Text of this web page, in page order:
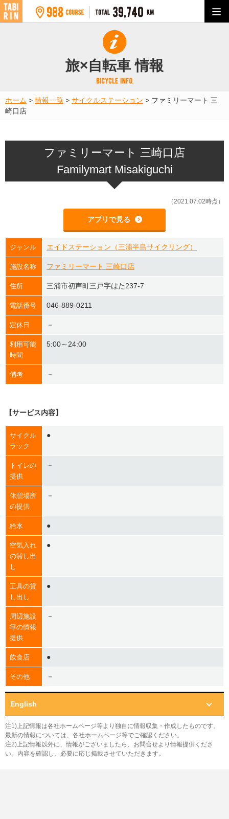
旅×自転車 情報
ホーム >情報一覧 > サイクルステーション > ファミリーマート 三
崎口店
ファミリーマート 三崎口店
Familymart Misakiguchi
（2021.07.02時点）
アプリで見る
ジャンル エイドステーション（三浦半島サイクリング）
施設名称 ファミリーマート 三崎口店
住所 三浦市初声町三戸字はた237-7
電話番号 046-889-0211
定休日 －
利用可能
時間
5:00～24:00
備考 －
【サービス内容】
サイクル
ラック
●
トイレの
提供
－
休憩場所
の提供
－
給水 ●
空気入れ
の貸し出
し
●
工具の貸
し出し
●
周辺施設
等の情報
提供
－
飲食店 ●
その他 －
English
注1)上記情報は各社ホームページ等より独自に情報収集・作成したものです。
最新の情報については、各社ホームページ等でご確認ください。
注2)上記情報以外に、情報がございましたら、お問合せより情報提供くださ
い。内容を確認し、必要に応じ掲載させていただきます。